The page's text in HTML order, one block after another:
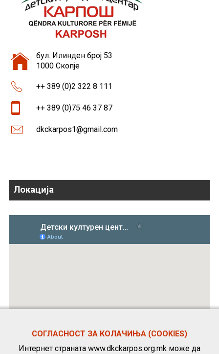
бул. Илинден број 53
1000 Скопје
++ 389 (0)2 322 8 111
++ 389 (0)75 46 37 87
dkckarpos1@gmail.com
Локација
СОГЛАСНОСТ ЗА КОЛАЧИЊА (COOKIES)
Интернет страната www.dkckarpos.org.mk може да